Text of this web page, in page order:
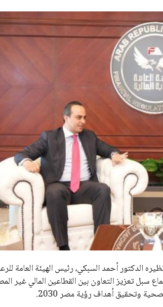
الدكتور أحمد السبكي، رئيس الهيئة العامة
سبل تعزيز التعاون بين القطاعين المالي غير
وتحقيق أهداف رؤية مصر 2030.